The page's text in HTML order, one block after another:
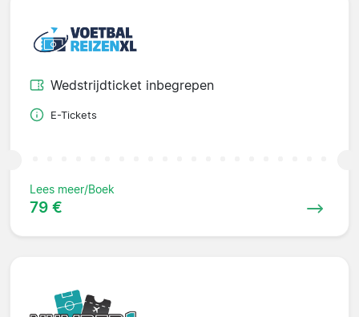
Wedstrijdticket inbegrepen
E-Tickets
Lees meer/Boek
79 €